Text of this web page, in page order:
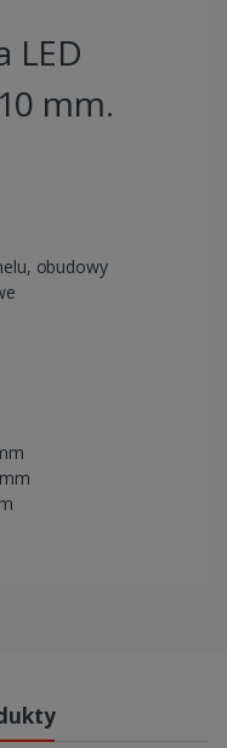
LED
mm.
obudowy